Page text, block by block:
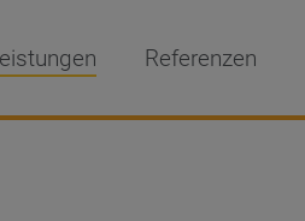
Referenzen